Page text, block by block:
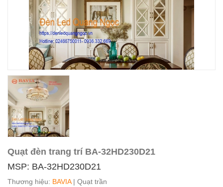
Quạt đèn trang trí BA-32HD230D21
MSP: BA-32HD230D21
Thương hiệu: BAVIA| Quạt trần